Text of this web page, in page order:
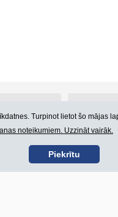
Kontakti Lietošanas
Turpinot lietot šo mājas
noteikumiem. Uzzināt vairāk.
Piekrītu